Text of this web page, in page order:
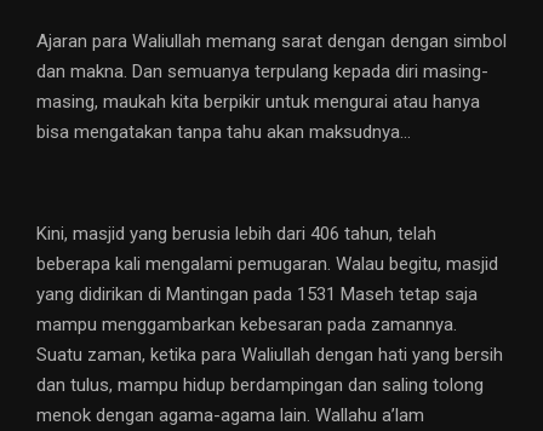
Ajaran para Waliullah memang sarat dengan dengan simbol
dan makna. Dan semuanya terpulang kepada diri masing-
masing, maukah kita berpikir untuk mengurai atau hanya
bisa mengatakan tanpa tahu akan maksudnya…
Kini, masjid yang berusia lebih dari 406 tahun, telah
beberapa kali mengalami pemugaran. Walau begitu, masjid
yang didirikan di Mantingan pada 1531 Maseh tetap saja
mampu menggambarkan kebesaran pada zamannya.
Suatu zaman, ketika para Waliullah dengan hati yang bersih
dan tulus, mampu hidup berdampingan dan saling tolong
menok dengan agama-agama lain. Wallahu a’lam